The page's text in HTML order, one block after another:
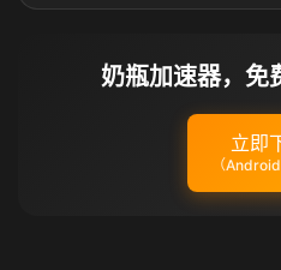
奶瓶加速器，免
立即
（Android